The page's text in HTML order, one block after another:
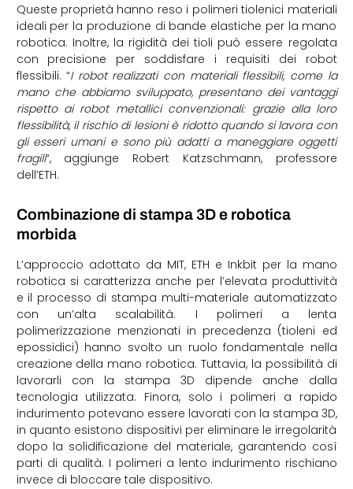
Queste proprietà hanno reso i polimeri tiolenici materiali
ideali per la produzione di bande elastiche per la mano
robotica. Inoltre, la rigidità dei tioli può essere regolata
con precisione per soddisfare i requisiti dei robot
flessibili. “I robot realizzati con materiali flessibili, come la
mano che abbiamo sviluppato, presentano dei vantaggi
rispetto ai robot metallici convenzionali: grazie alla loro
flessibilità, il rischio di lesioni è ridotto quando si lavora con
gli esseri umani e sono più adatti a maneggiare oggetti
fragili“, aggiunge Robert Katzschmann, professore
dell’ETH.
Combinazione di stampa 3D e robotica
morbida
L’approccio adottato da MIT, ETH e Inkbit per la mano
robotica si caratterizza anche per l’elevata produttività
e il processo di stampa multi-materiale automatizzato
con un’alta scalabilità. I polimeri a lenta
polimerizzazione menzionati in precedenza (tioleni ed
epossidici) hanno svolto un ruolo fondamentale nella
creazione della mano robotica. Tuttavia, la possibilità di
lavorarli con la stampa 3D dipende anche dalla
tecnologia utilizzata. Finora, solo i polimeri a rapido
indurimento potevano essere lavorati con la stampa 3D,
in quanto esistono dispositivi per eliminare le irregolarità
dopo la solidificazione del materiale, garantendo così
parti di qualità. I polimeri a lento indurimento rischiano
invece di bloccare tale dispositivo.